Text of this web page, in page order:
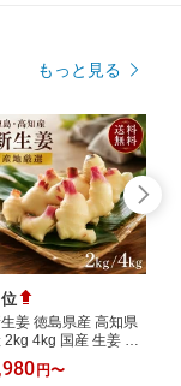
もっと見る
位
姜 徳島県産 高知県
2kg 4kg 国産 生姜 新
甘み やわらか 季節限
業務用 大容量 家庭用
円〜